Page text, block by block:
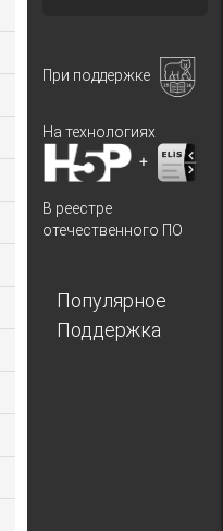
При поддержке
На технологиях
+
В реестре
отечественного ПО
Популярное
Поддержка